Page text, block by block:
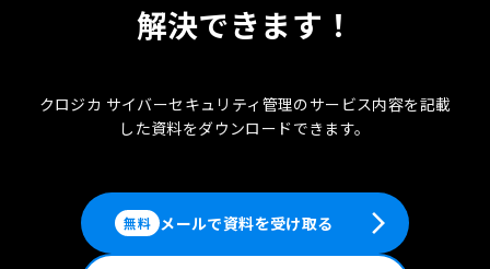
解決できます！
クロジカ サイバーセキュリティ管理のサービス内容を記載
した資料をダウンロードできます。
無料 メールで資料を受け取る arrow_forward_ios